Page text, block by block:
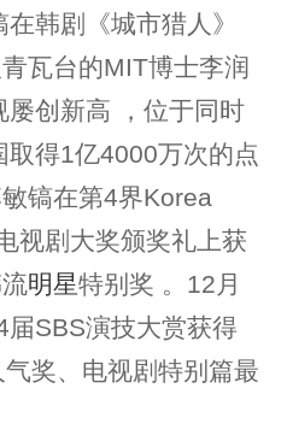
剧《城市猎人》
瓦台的MIT博士李润
屡创新高 ，位于同时
得1亿4000万次的点
镐在第4界Korea
视剧大奖颁奖礼上获
明星特别奖 。12月
SBS演技大赏获得
奖、电视剧特别篇最